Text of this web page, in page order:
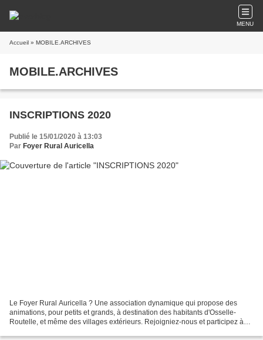
MENU
Accueil » MOBILE.ARCHIVES
MOBILE.ARCHIVES
INSCRIPTIONS 2020
Publié le 15/01/2020 à 13:03
Par Foyer Rural Auricella
Le Foyer Rural Auricella ? Une association dynamique qui propose des
animations, pour petits et grands, à destination des habitants d'Osselle-
Routelle, et même des villages extérieurs. Rejoigniez-nous et participez à